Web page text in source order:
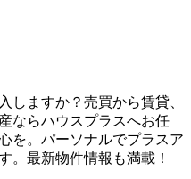
しますか？売買から賃貸、
ならハウスプラスへお任
を。パーソナルでプラスア
。最新物件情報も満載！